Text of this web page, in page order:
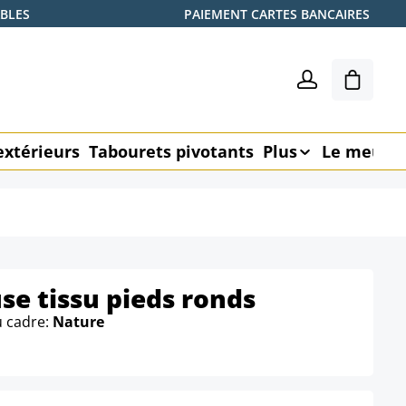
PAIEMENT CARTES BANCAIRES
Le
Tabourets pivotants Plus Le
tissu pieds ronds
cadre: Nature